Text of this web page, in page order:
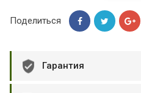
Поделиться
Гарантия